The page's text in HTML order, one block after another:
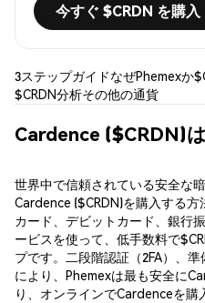
今すぐ $CRDN を購入
3ステップガイドなぜPhemexか
$CRDN分析その他の通貨
Cardence ($CRDN)
世界中で信頼されている安全な
Cardence ($CRDN)を購入する
カード、デビットカード、銀行
ービスを使って、低手数料で
プです。二段階認証（2FA）、
により、Phemexは最も安全に
り、オンラインでCardenceを購